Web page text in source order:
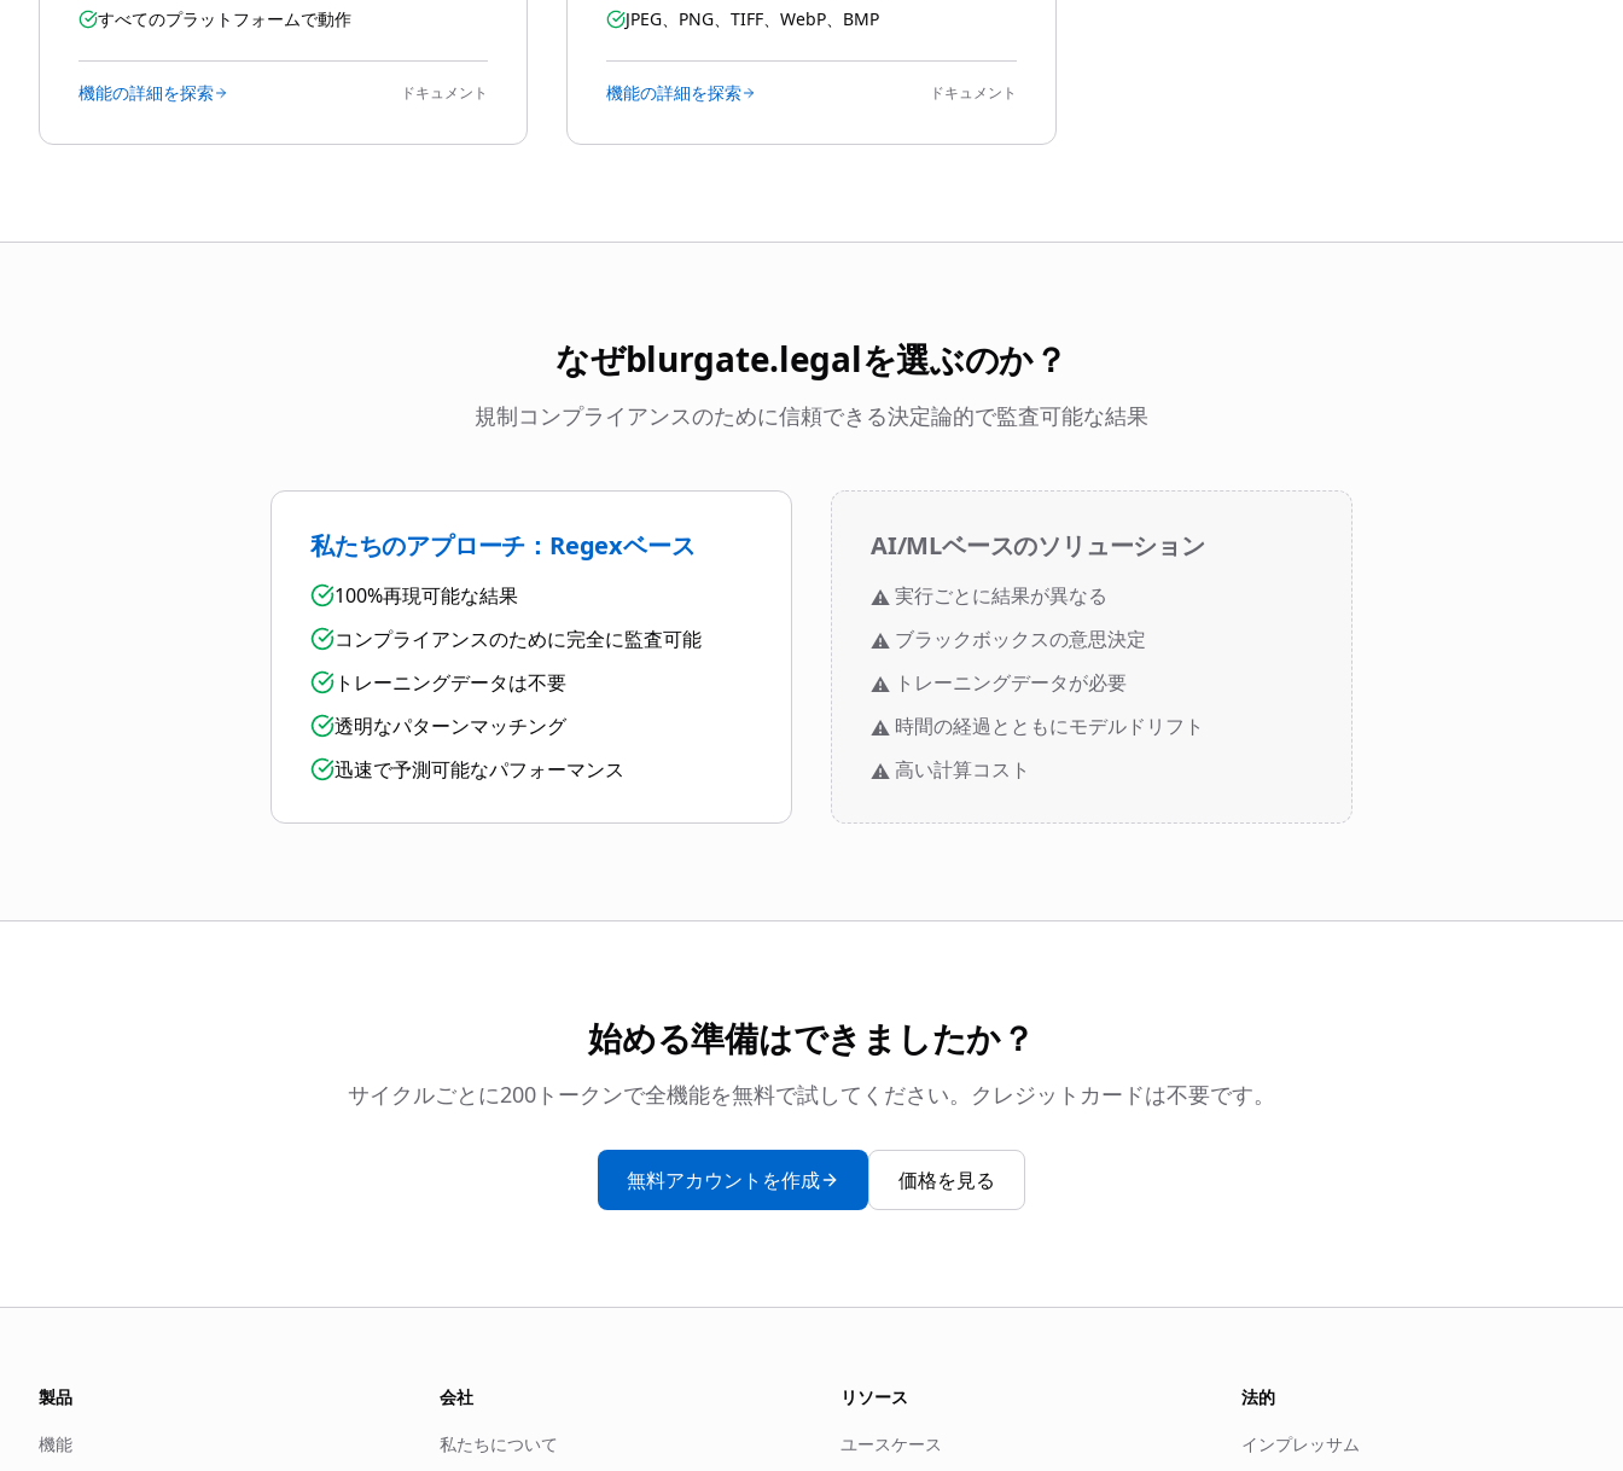
すべてのプラットフォームで動作
機能の詳細を探索 ドキュメント
JPEG、PNG、TIFF、WebP、BMP
機能の詳細を探索 ドキュメント
なぜblurgate.legalを選ぶのか？
規制コンプライアンスのために信頼できる決定論的で監査可能な結果
私たちのアプローチ：Regexベース
100%再現可能な結果
コンプライアンスのために完全に監査可能
トレーニングデータは不要
透明なパターンマッチング
迅速で予測可能なパフォーマンス
AI/MLベースのソリューション
⚠️実行ごとに結果が異なる
⚠️ ブラックボックスの意思決定
⚠️ トレーニングデータが必要
⚠️ 時間の経過とともにモデルドリフト
⚠️高い計算コスト
始める準備はできましたか？
サイクルごとに200トークンで全機能を無料で試してください。クレジットカードは不要です。
無料アカウントを作成 価格を見る
製品
機能
会社
私たちについて
リソース
ユースケース
法的
インプレッサム